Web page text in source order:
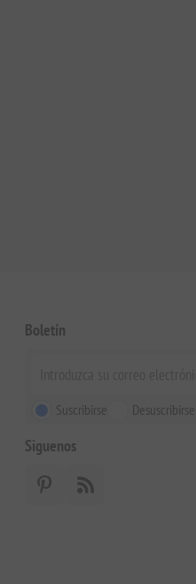
Boletín
Suscribirse Desuscribirse
Siguenos